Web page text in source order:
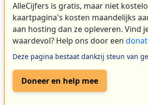
AlleCijfers is gratis, maar niet
kaartpagina's kosten maandelijks
aan hosting dan ze opleveren. Vind
waardevol? Help ons door een
Deze pagina bestaat dankzij steun van
Doneer en help mee